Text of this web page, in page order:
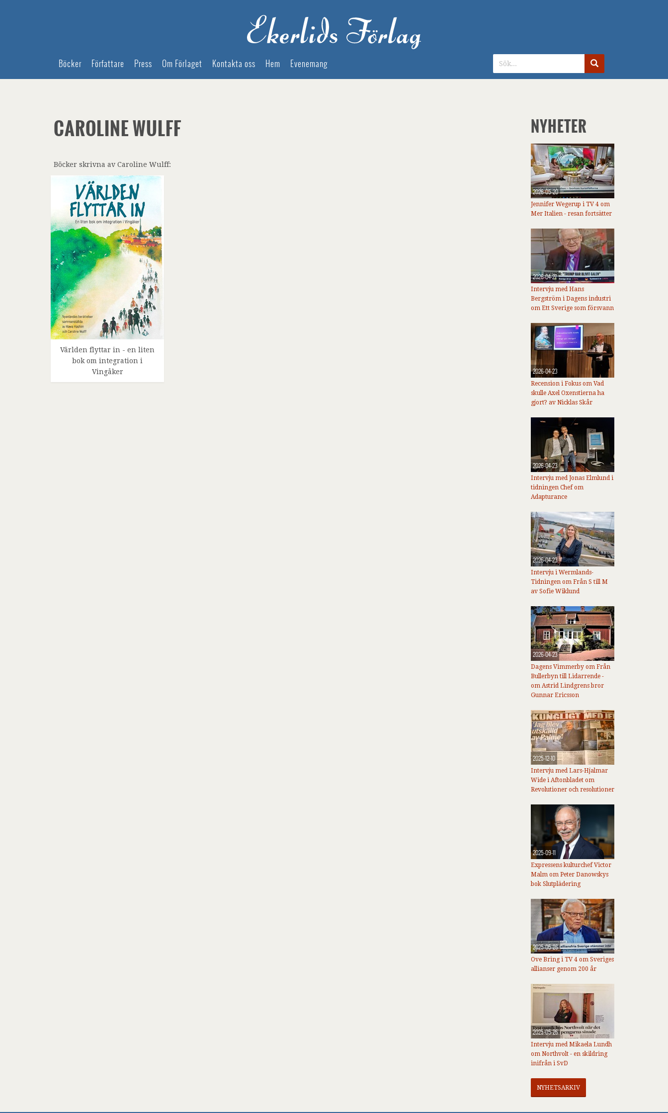
Böcker Författare Press Om Förlaget Kontakta oss Hem Evenemang
CAROLINE WULFF
Böcker skrivna av Caroline Wulff:
Världen flyttar in - en liten
bok om integration i
Vingåker
NYHETER
2026-05-20
Jennifer Wegerup i TV 4 om
Mer Italien - resan fortsätter
2026-04-27
Intervju med Hans
Bergström i Dagens industri
om Ett Sverige som försvann
2026-04-23
Recension i Fokus om Vad
skulle Axel Oxenstierna ha
gjort? av Nicklas Skår
2026-04-23
Intervju med Jonas Elmlund i
tidningen Chef om
Adapturance
2026-04-23
Intervju i Wermlands-
Tidningen om Från S till M
av Sofie Wiklund
2026-04-23
Dagens Vimmerby om Från
Bullerbyn till Lidarrende -
om Astrid Lindgrens bror
Gunnar Ericsson
2025-12-10
Intervju med Lars-Hjalmar
Wide i Aftonbladet om
Revolutioner och resolutioner
2025-09-11
Expressens kulturchef Victor
Malm om Peter Danowskys
bok Slutplädering
2025-05-26
Ove Bring i TV 4 om Sveriges
allianser genom 200 år
2025-05-26
Intervju med Mikaela Lundh
om Northvolt - en skildring
inifrån i SvD
NYHETSARKIV